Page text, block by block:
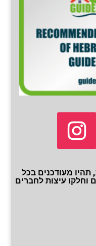
תהיו מעודכנים בכל
וחלקו עיצות לחברים